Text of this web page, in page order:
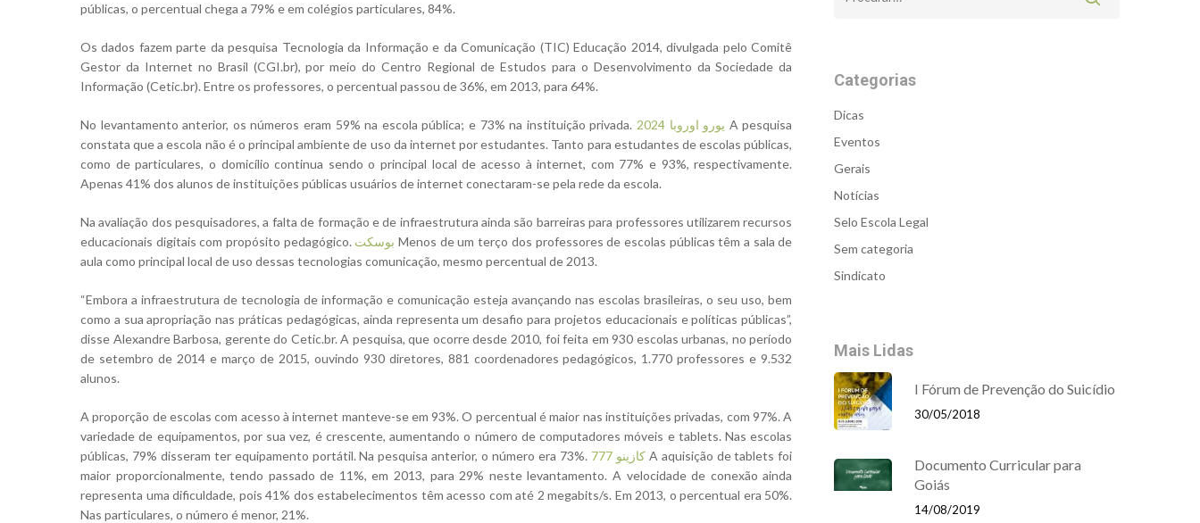
Aperte Enter para procurar ou ESC para fechar
públicas, o percentual chega a 79% e em colégios particulares, 84%.
Os dados fazem parte da pesquisa Tecnologia da Informação e da Comunicação (TIC) Educação 2014, divulgada pelo Comitê
Gestor da Internet no Brasil (CGI.br), por meio do Centro Regional de Estudos para o Desenvolvimento da Sociedade da
Informação (Cetic.br). Entre os professores, o percentual passou de 36%, em 2013, para 64%.
No levantamento anterior, os números eram 59% na escola pública; e 73% na instituição privada. يورو اوروبا 2024 A pesquisa
constata que a escola não é o principal ambiente de uso da internet por estudantes. Tanto para estudantes de escolas públicas,
como de particulares, o domicílio continua sendo o principal local de acesso à internet, com 77% e 93%, respectivamente.
Apenas 41% dos alunos de instituições públicas usuários de internet conectaram-se pela rede da escola.
Na avaliação dos pesquisadores, a falta de formação e de infraestrutura ainda são barreiras para professores utilizarem recursos
educacionais digitais com propósito pedagógico. بوسكت Menos de um terço dos professores de escolas públicas têm a sala de
aula como principal local de uso dessas tecnologias comunicação, mesmo percentual de 2013.
“Embora a infraestrutura de tecnologia de informação e comunicação esteja avançando nas escolas brasileiras, o seu uso, bem
como a sua apropriação nas práticas pedagógicas, ainda representa um desafio para projetos educacionais e políticas públicas”,
disse Alexandre Barbosa, gerente do Cetic.br. A pesquisa, que ocorre desde 2010, foi feita em 930 escolas urbanas, no período
de setembro de 2014 e março de 2015, ouvindo 930 diretores, 881 coordenadores pedagógicos, 1.770 professores e 9.532
alunos.
A proporção de escolas com acesso à internet manteve-se em 93%. O percentual é maior nas instituições privadas, com 97%. A
variedade de equipamentos, por sua vez, é crescente, aumentando o número de computadores móveis e tablets. Nas escolas
públicas, 79% disseram ter equipamento portátil. Na pesquisa anterior, o número era 73%.
777 كازينوA aquisição de tablets foi
maior proporcionalmente, tendo passado de 11%, em 2013, para 29% neste levantamento. A velocidade de conexão ainda
representa uma dificuldade, pois 41% dos estabelecimentos têm acesso com até 2 megabits/s. Em 2013, o percentual era 50%.
Nas particulares, o número é menor, 21%.
Categorias
Dicas
Eventos
Gerais
Notícias
Selo Escola Legal
Sem categoria
Sindicato
Mais Lidas
I Fórum de Prevenção do Suicídio
30/05/2018
Documento Curricular para
Goiás
14/08/2019